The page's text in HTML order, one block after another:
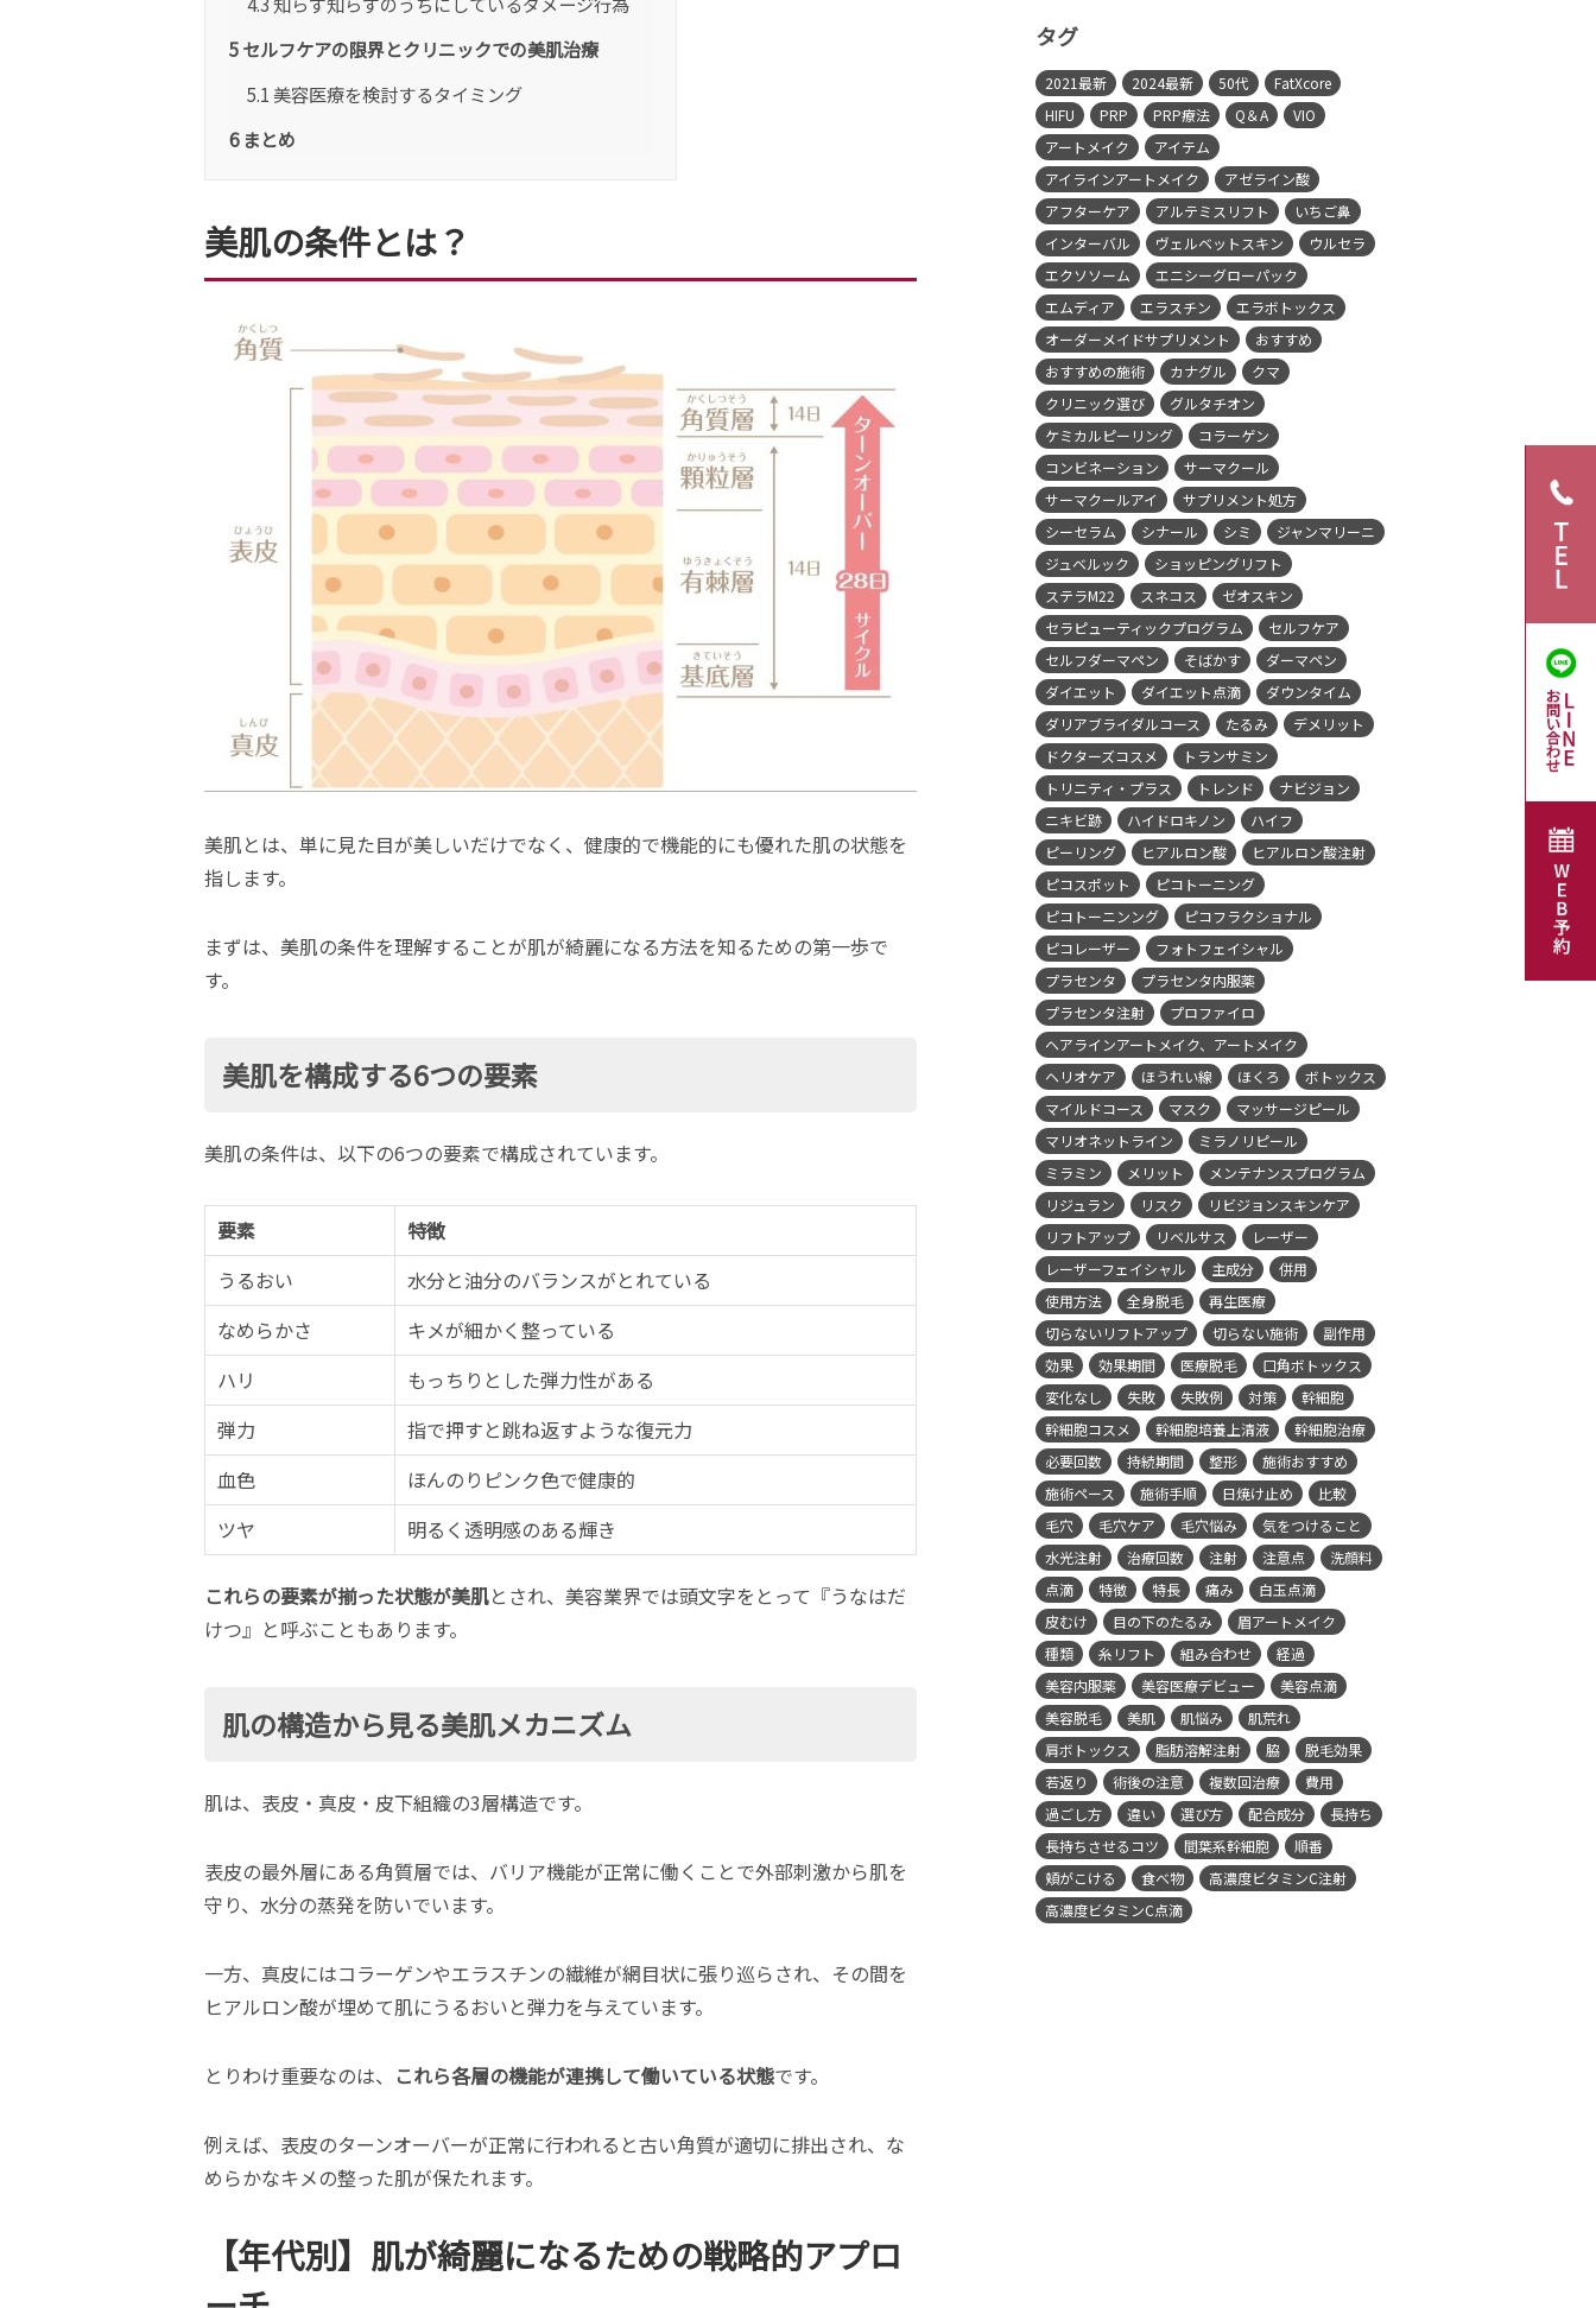
5セルフケアの限界とクリニックでの美肌治療
5.1 美容医療を検討するタイミング
6まとめ
美肌の条件とは？
美肌とは、単に見た目が美しいだけでなく、健康的で機能的にも優れた肌の状態を
指します。
まずは、美肌の条件を理解することが肌が綺麗になる方法を知るための第一歩で
す。
美肌を構成する6つの要素
美肌の条件は、以下の6つの要素で構成されています。
要素
特徴
うるおい
水分と油分のバランスがとれている
なめらかさ
キメが細かく整っている
ハリ
もっちりとした弾力性がある
弾力
指で押すと跳ね返すような復元力
血色
ほんのりピンク色で健康的
ツヤ
明るく透明感のある輝き
これらの要素が揃った状態が美肌とされ、美容業界では頭文字をとって『うなはだ
けつ』と呼ぶこともあります。
肌の構造から見る美肌メカニズム
肌は、表皮・真皮・皮下組織の3層構造です。
表皮の最外層にある角質層では、バリア機能が正常に働くことで外部刺激から肌を
守り、水分の蒸発を防いでいます。
一方、真皮にはコラーゲンやエラスチンの繊維が網目状に張り巡らされ、その間を
ヒアルロン酸が埋めて肌にうるおいと弾力を与えています。
とりわけ重要なのは、 これら各層の機能が連携して働いている状態です。
例えば、表皮のターンオーバーが正常に行われると古い角質が適切に排出され、な
めらかなキメの整った肌が保たれます。
【年代別】肌が綺麗になるための戦略的アプロ
タグ
2021最新 2024最新 50代
FatXcore
HIFU
PRP PRP療法 Q＆A
VIO
アートメイク
アイテム
アイラインアートメイク
アゼライン酸
アフターケア
アルテミスリフト
いちご鼻
インターバル
ヴェルベットスキン
ウルセラ
エクソソーム
エニシーグローパック
エムディア
エラスチン
エラボトックス
オーダーメイドサプリメント
おすすめ
おすすめの施術
カナグル
クマ
クリニック選び
グルタチオン
ケミカルピーリング
コラーゲン
コンビネーション
サーマクール
サーマクールアイ
サプリメント処方
シーセラム
シナール シミ
ジャンマリーニ
ジュベルック
ショッピングリフト
ステラM22
スネコス
ゼオスキン
セラピューティックプログラム
セルフケア
セルフダーマペン
そばかす
ダーマペン
ダイエット
ダイエット点滴
ダウンタイム
ダリアブライダルコース
たるみ
デメリット
ドクターズコスメ
トランサミン
トリニティ・プラス
トレンド
ナビジョン
ニキビ跡
ハイドロキノン
ハイフ
ピーリング
ヒアルロン酸
ヒアルロン酸注射
ピコスポット
ピコトーニング
ピコトーニンング
ピコフラクショナル
ピコレーザー
フォトフェイシャル
プラセンタ
プラセンタ内服薬
プラセンタ注射
プロファイロ
ヘアラインアートメイク、アートメイク
ヘリオケア
ほうれい線 ほくろ
ボトックス
マイルドコース
マスク
マッサージピール
マリオネットライン
ミラノリピール
ミラミン
メリット
メンテナンスプログラム
リジュラン
リスク
リビジョンスキンケア
リフトアップ
リベルサス
レーザー
レーザーフェイシャル
主成分
併用
使用方法
全身脱毛
再生医療
切らないリフトアップ
切らない施術
副作用
効果
効果期間 医療脱毛
口角ボトックス
変化なし
失敗 失敗例 対策
幹細胞
幹細胞コスメ
幹細胞培養上清液
幹細胞治療
必要回数
持続期間 整形
施術おすすめ
施術ペース
施術手順 日焼け止め
比較
毛穴
毛穴ケア 毛穴悩み
気をつけること
水光注射
治療回数 注射 注意点
洗顔料
点滴
特徴 特長 痛み
白玉点滴
皮むけ
目の下のたるみ
眉アートメイク
種類
糸リフト 組み合わせ
経過
美容内服薬
美容医療デビュー
美容点滴
美容脱毛
美肌 肌悩み
肌荒れ
肩ボトックス
脂肪溶解注射 脇
脱毛効果
若返り
術後の注意 複数回治療
費用
過ごし方
違い 選び方 配合成分
長持ち
長持ちさせるコツ
間葉系幹細胞
順番
頬がこける
食べ物
高濃度ビタミンC注射
高濃度ビタミンC点滴